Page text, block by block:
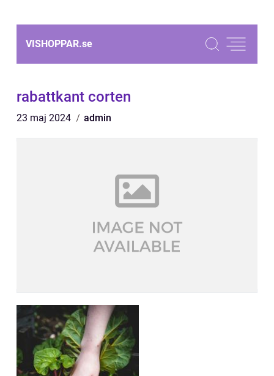
VISHOPPAR.se
rabattkant corten
23 maj 2024 admin